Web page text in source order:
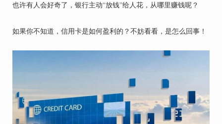
也许有人会好奇了，银行主动“放钱”给人花，从哪里赚钱呢？
如果你不知道，信用卡是如何盈利的？不妨看看，是怎么回事！